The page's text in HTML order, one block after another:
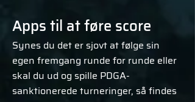
Apps til at føre score
Synes du det er sjovt at følge sin
egen fremgang runde for runde eller
skal du ud og spille PDGA-
sanktionerede turneringer, så findes